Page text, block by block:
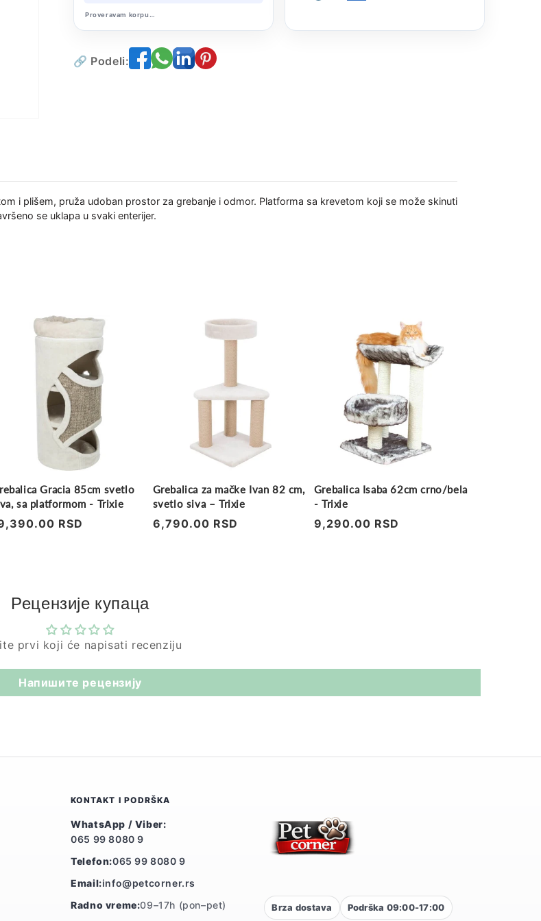
Proveravam korpu…
🔗 Podeli:
i plišem, pruža udoban prostor za grebanje i odmor. Platforma sa krevetom koji se može skinuti
se uklapa u svaki enterijer.
Gracia 85cm svetlo
sa platformom - Trixie
RSD
Grebalica za mačke Ivan 82 cm,
svetlo siva – Trixie
Regularna
6,790.00 RSD
Grebalica Isaba 62cm crno/bela
- Trixie
Regularna
9,290.00 RSD
Рецензије купаца
prvi koji će napisati recenziju
Напишите рецензију
KONTAKT I PODRŠKA
WhatsApp / Viber:
065 99 8080 9
Telefon:065 99 8080 9
Email:info@petcorner.rs
Radno vreme:09–17h (pon–pet) Brza dostava Podrška 09:00-17:00